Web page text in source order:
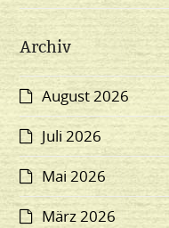
Archiv
August 2026
Juli 2026
Mai 2026
März 2026